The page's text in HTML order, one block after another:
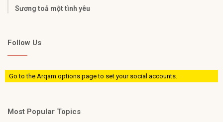
Sương toả một tình yêu
Follow Us
Go to the Arqam options page to set your social accounts.
Most Popular Topics